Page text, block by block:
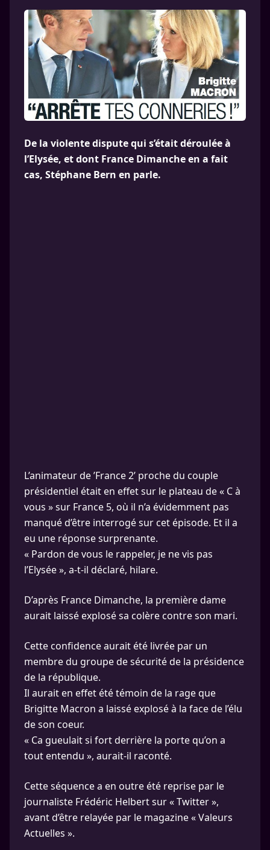
De la violente dispute qui s’était déroulée à
l’Elysée, et dont France Dimanche en a fait
cas, Stéphane Bern en parle.
L’animateur de ’France 2’ proche du couple
présidentiel était en effet sur le plateau de « C à
vous » sur France 5, où il n’a évidemment pas
manqué d’être interrogé sur cet épisode. Et il a
eu une réponse surprenante.
« Pardon de vous le rappeler, je ne vis pas
l’Elysée », a-t-il déclaré, hilare.
D’après France Dimanche, la première dame
aurait laissé explosé sa colère contre son mari.
Cette confidence aurait été livrée par un
membre du groupe de sécurité de la présidence
de la république.
Il aurait en effet été témoin de la rage que
Brigitte Macron a laissé explosé à la face de l’élu
de son coeur.
« Ca gueulait si fort derrière la porte qu’on a
tout entendu », aurait-il raconté.
Cette séquence a en outre été reprise par le
journaliste Frédéric Helbert sur « Twitter »,
avant d’être relayée par le magazine « Valeurs
Actuelles ».